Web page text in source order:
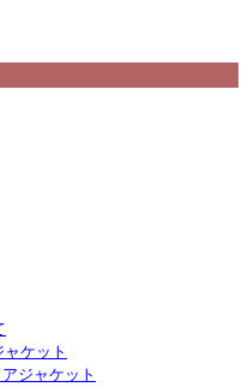
ケット
ジャケット